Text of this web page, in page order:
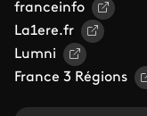
franceinfo
La1ere.fr
Lumni
France 3 Régions